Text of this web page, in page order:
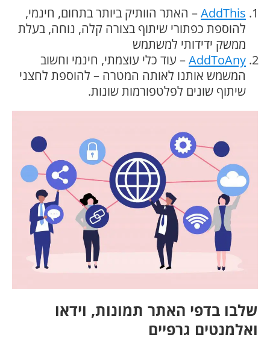
AddThis– האתר הוותיק ביותר בתחום, חינמי,
להוספת כפתורי שיתוף בצורה קלה, נוחה, בעלת
ממשק ידידותי למשתמש
AddToAny– עוד כלי עוצמתי, חינמי וחשוב
המשמש אותנו לאותה המטרה – להוספת לחצני
שיתוף שונים לפלטפורמות שונות.
שלבו בדפי האתר תמונות, וידאו
ואלמנטים גרפיים